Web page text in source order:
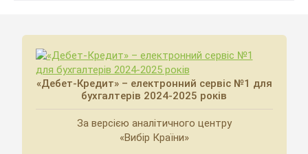
«Дебет-Кредит» – електронний сервіс №1 для
бухгалтерів 2024-2025 років
За версією аналітичного центру
«Вибір Країни»